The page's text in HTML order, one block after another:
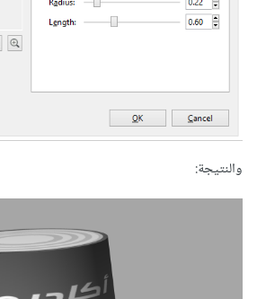
والنتيجة: